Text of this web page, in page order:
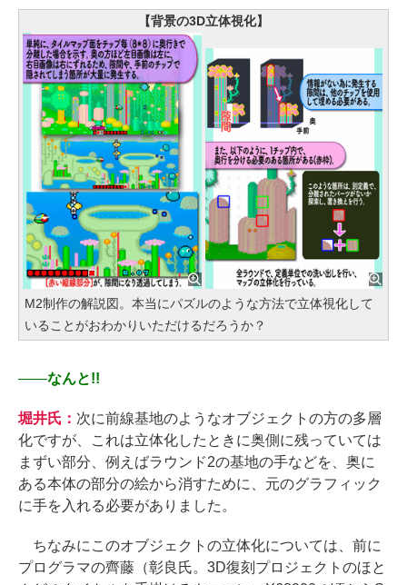
【背景の3D立体視化】
M2制作の解説図。本当にパズルのような方法で立体視化して
いることがおわかりいただけるだろうか？
――なんと!!
堀井氏： 次に前線基地のようなオブジェクトの方の多層
化ですが、これは立体化したときに奥側に残っていては
まずい部分、例えばラウンド2の基地の手などを、奥に
ある本体の部分の絵から消すために、元のグラフィック
に手を入れる必要がありました。
ちなみにこのオブジェクトの立体化については、前に
プログラマの齊藤（彰良氏。3D復刻プロジェクトのほと